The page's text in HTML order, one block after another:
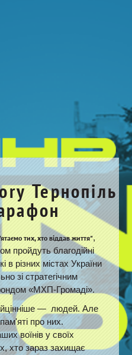
Тернопіль
тих, хто віддав життя",
пройдуть благодійні
в різних містах України
зі стратегічним
«МХП-Громаді».
— людей. Але
про них.
воїнів у своїх
хто зараз захищає